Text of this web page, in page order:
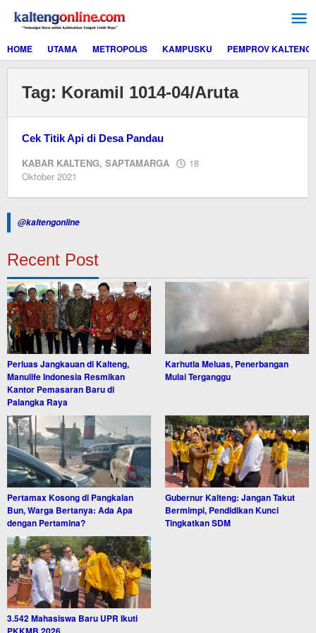
konten
HOME
UTAMA METROPOLIS KAMPUSKU PEMPROV KALTENG
Tag: Koramil 1014-04/Aruta
Cek Titik Api di Desa Pandau
KABAR KALTENG, SAPTAMARGA
18
Oktober 2021
@kaltengonline
Recent Post
Perluas Jangkauan di Kalteng,
Manulife Indonesia Resmikan
Kantor Pemasaran Baru di
Palangka Raya
Karhutla Meluas, Penerbangan
Mulai Terganggu
Pertamax Kosong di Pangkalan
Bun, Warga Bertanya: Ada Apa
dengan Pertamina?
Gubernur Kalteng: Jangan Takut
Bermimpi, Pendidikan Kunci
Tingkatkan SDM
3.542 Mahasiswa Baru UPR Ikuti